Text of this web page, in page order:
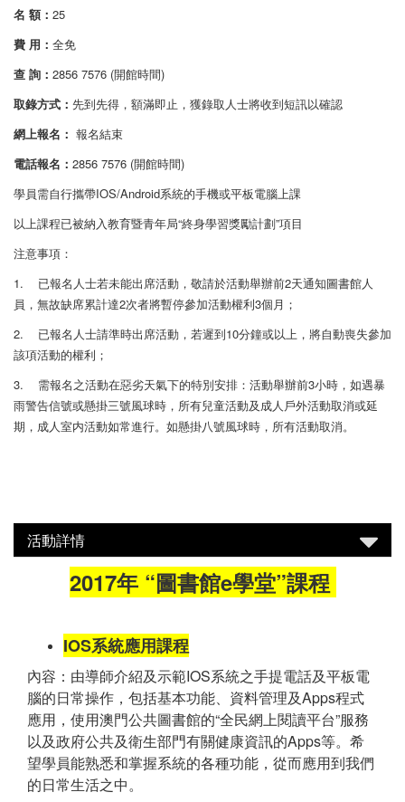
名 額： 25
費 用： 全免
查 詢： 2856 7576 (開館時間)
取錄方式： 先到先得，額滿即止，獲錄取人士將收到短訊以確認
網上報名： 報名結束
電話報名： 2856 7576 (開館時間)
學員需自行攜帶IOS/Android系統的手機或平板電腦上課
以上課程已被納入教育暨青年局“終身學習獎勵計劃”項目
注意事項：
1. 已報名人士若未能出席活動，敬請於活動舉辦前2天通知圖書館人
員，無故缺席累計達2次者將暫停參加活動權利3個月；
2. 已報名人士請準時出席活動，若遲到10分鐘或以上，將自動喪失參加
該項活動的權利；
3. 需報名之活動在惡劣天氣下的特別安排：活動舉辦前3小時，如遇暴
雨警告信號或懸掛三號風球時，所有兒童活動及成人戶外活動取消或延
期，成人室内活動如常進行。如懸掛八號風球時，所有活動取消。
活動詳情
2017年 “圖書館e學堂”課程
IOS系統應用課程
內容：由導師介紹及示範IOS系統之手提電話及平板電
腦的日常操作，包括基本功能、資料管理及Apps程式
應用，使用澳門公共圖書館的“全民網上閱讀平台”服務
以及政府公共及衛生部門有關健康資訊的Apps等。希
望學員能熟悉和掌握系統的各種功能，從而應用到我們
的日常生活之中。